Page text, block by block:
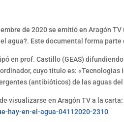
de 2020 se emitió en Aragón
agua?. Este documental forma
en prof. Castillo (GEAS)
cuyo título es:
(antibióticos) de las aguas del
visualizarse en Aragón TV a la carta:
hay-en-el-agua-04112020-2310